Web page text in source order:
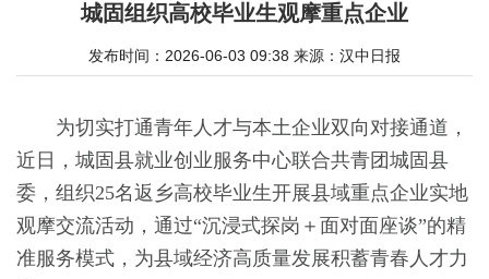
城固组织高校毕业生观摩重点企业
发布时间：2026-06-03 09:38 来源： 汉中日报
为切实打通青年人才与本土企业双向对接通道，
近日，城固县就业创业服务中心联合共青团城固县
委，组织25名返乡高校毕业生开展县域重点企业实地
观摩交流活动，通过“沉浸式探岗＋面对面座谈”的精
准服务模式，为县域经济高质量发展积蓄青春人才力